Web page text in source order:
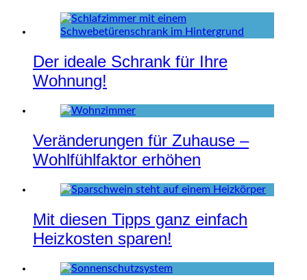
Der ideale Schrank für Ihre
Wohnung!
Veränderungen für Zuhause –
Wohlfühlfaktor erhöhen
Mit diesen Tipps ganz einfach
Heizkosten sparen!